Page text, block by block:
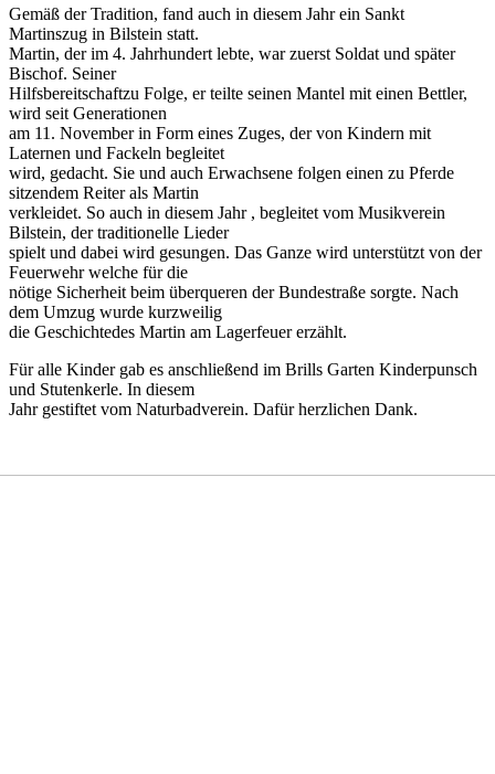
Gemäß der Tradition, fand auch in diesem Jahr ein Sankt
Martinszug in Bilstein statt.
Martin, der im 4. Jahrhundert lebte, war zuerst Soldat und später
Bischof. Seiner
Hilfsbereitschaftzu Folge, er teilte seinen Mantel mit einen Bettler,
wird seit Generationen
am 11. November in Form eines Zuges, der von Kindern mit
Laternen und Fackeln begleitet
wird, gedacht. Sie und auch Erwachsene folgen einen zu Pferde
sitzendem Reiter als Martin
verkleidet. So auch in diesem Jahr , begleitet vom Musikverein
Bilstein, der traditionelle Lieder
spielt und dabei wird gesungen. Das Ganze wird unterstützt von der
Feuerwehr welche für die
nötige Sicherheit beim überqueren der Bundestraße sorgte. Nach
dem Umzug wurde kurzweilig
die Geschichtedes Martin am Lagerfeuer erzählt.
Für alle Kinder gab es anschließend im Brills Garten Kinderpunsch
und Stutenkerle. In diesem
Jahr gestiftet vom Naturbadverein. Dafür herzlichen Dank.